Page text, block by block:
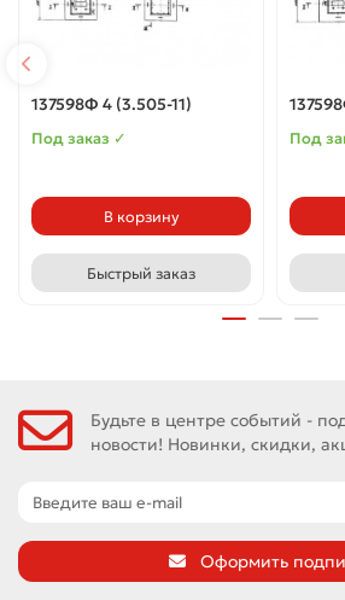
137598Ф 4 (3.505-11)
Под заказ ✓
В корзину
Быстрый заказ
Под
Будьте в центре событий -
новости! Новинки, скидки,
Оформить